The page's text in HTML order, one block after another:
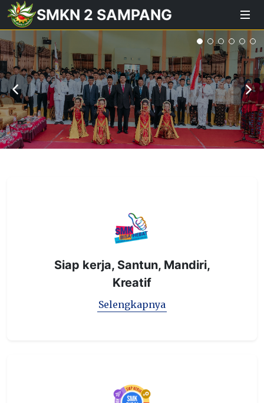
SMKN 2 SAMPANG
Siap kerja, Santun, Mandiri,
Kreatif
Selengkapnya